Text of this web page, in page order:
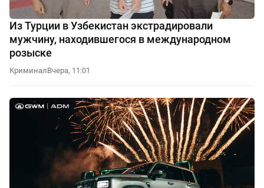
Из Турции в Узбекистан экстрадировали
мужчину, находившегося в международном
розыске
КриминалВчера, 11:01